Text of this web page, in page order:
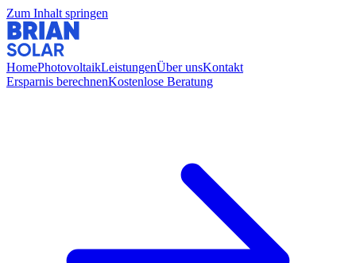
Zum Inhalt springen
HomePhotovoltaikLeistungenÜber unsKontakt
Ersparnis berechnenKostenlose Beratung